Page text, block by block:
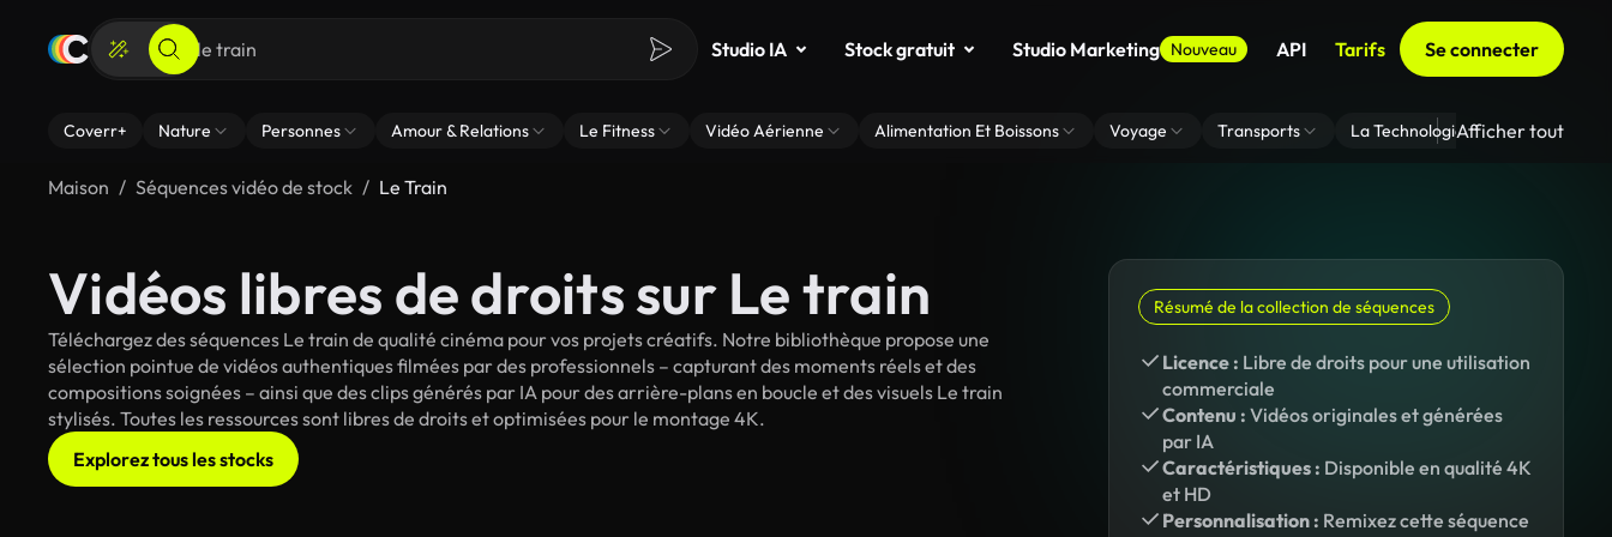
Studio IA Stock gratuit Studio Marketing Nouveau API Tarifs Se connecter
Coverr+ Nature Personnes Amour & Relations Le Fitness Vidéo Aérienne Alimentation Et Boissons Voyage Transports La Technologie Zoom En
Afficher tout
Maison Séquences vidéo de stock Le Train
Vidéos libres de droits sur Le train
Téléchargez des séquences Le train de qualité cinéma pour vos projets créatifs. Notre bibliothèque propose une
sélection pointue de vidéos authentiques filmées par des professionnels – capturant des moments réels et des
compositions soignées – ainsi que des clips générés par IA pour des arrière-plans en boucle et des visuels Le train
stylisés. Toutes les ressources sont libres de droits et optimisées pour le montage 4K.
Explorez tous les stocks
Résumé de la collection de séquences
Licence : Libre de droits pour une utilisation
commerciale
Contenu : Vidéos originales et générées
par IA
Caractéristiques : Disponible en qualité 4K
et HD
Personnalisation : Remixez cette séquence